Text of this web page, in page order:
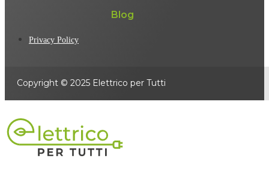
Blog
Privacy Policy
Copyright © 2025 Elettrico per Tutti